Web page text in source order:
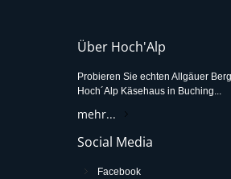
Über Hoch'Alp
Probieren Sie echten Allgäuer
Hoch´Alp Käsehaus in Buching...
mehr...
Social Media
Facebook